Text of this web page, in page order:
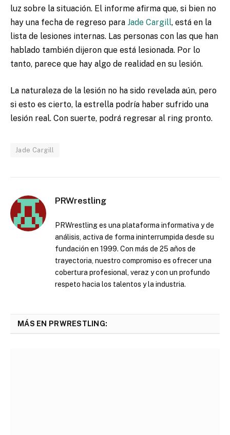
luz sobre la situación. El informe afirma que, si bien no
hay una fecha de regreso para Jade Cargill, está en la
lista de lesiones internas. Las personas con las que han
hablado también dijeron que está lesionada. Por lo
tanto, parece que hay algo de realidad en su lesión.
La naturaleza de la lesión no ha sido revelada aún, pero
si esto es cierto, la estrella podría haber sufrido una
lesión real. Con suerte, podrá regresar al ring pronto.
Jade Cargill
PRWrestling
PRWrestling es una plataforma informativa y de
análisis, activa de forma ininterrumpida desde su
fundación en 1999. Con más de 25 años de
trayectoria, nuestro compromiso es ofrecer una
cobertura profesional, veraz y con un profundo
respeto hacia los talentos y la industria.
MÁS EN PRWRESTLING: